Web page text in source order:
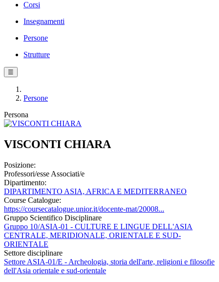
Corsi
Insegnamenti
Persone
Strutture
☰
Persone
Persona
VISCONTI CHIARA
Posizione:
Professori/esse Associati/e
Dipartimento:
DIPARTIMENTO ASIA, AFRICA E MEDITERRANEO
Course Catalogue:
https://coursecatalogue.unior.it/docente-mat/20008...
Gruppo Scientifico Disciplinare
Gruppo 10/ASIA-01 - CULTURE E LINGUE DELL'ASIA
CENTRALE, MERIDIONALE, ORIENTALE E SUD-
ORIENTALE
Settore disciplinare
Settore ASIA-01/E - Archeologia, storia dell'arte, religioni e filosofie
dell'Asia orientale e sud-orientale